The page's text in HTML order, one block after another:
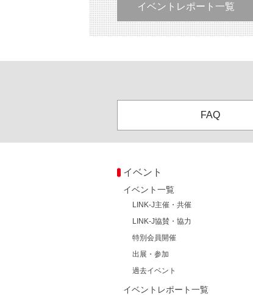
イベントレポート一覧
FAQ
イベント
イベント一覧
LINK-J主催・共催
LINK-J協賛・協力
特別会員開催
出展・参加
過去イベント
イベントレポート一覧